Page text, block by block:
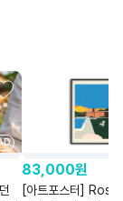
83,000원
[아트포스터] Rosi